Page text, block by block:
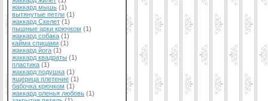
жаккард мышь (1)
вытянутые петли (1)
жаккард Скелет (1)
пышные арки крючком (1)
жаккард собака (1)
кайма спицами (1)
жаккард йога (1)
жаккард квадраты (1)
пластика (1)
жаккард подушка (1)
ящерица плетение (1)
бабочка крючком (1)
жаккард оленья любовь (1)